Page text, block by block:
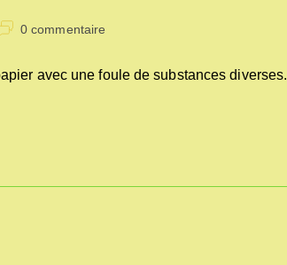
:
0 commentaire
avec une foule de substances diverses.